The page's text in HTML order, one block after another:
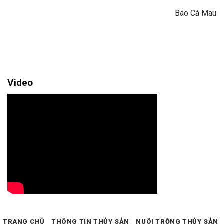
Báo Cà Mau
Video
TRANG CHỦ THÔNG TIN THỦY SẢN NUÔI TRỒNG THỦY SẢN